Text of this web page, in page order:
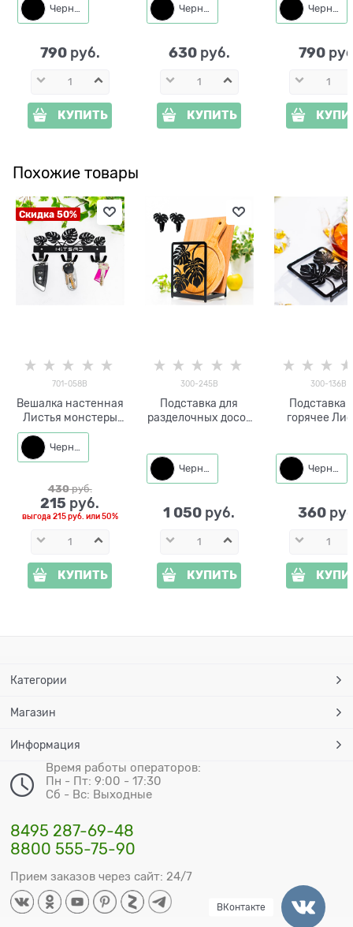
Черный
790 руб.
КУПИТЬ
Черный
630 руб.
КУПИТЬ
Черный
790
Похожие товары
Скидка 50%
701-058B
Вешалка настенная
Листья монстеры
701-058 металл
Черный
430 руб.
215 руб.
выгода 215 руб. или50%
КУПИТЬ
300-245B
Подставка для
разделочных досок
300-245 металл
Черный
1 050 руб.
КУПИТЬ
300-136B
Подставка
горячее
Черный
360
Категории
Магазин
Информация
Время работы операторов:
Пн - Пт: 9:00 - 17:30
Сб - Вс: Выходные
8495 287-69-48
8800 555-75-90
Прием заказов через сайт: 24/7
ВКонтакте